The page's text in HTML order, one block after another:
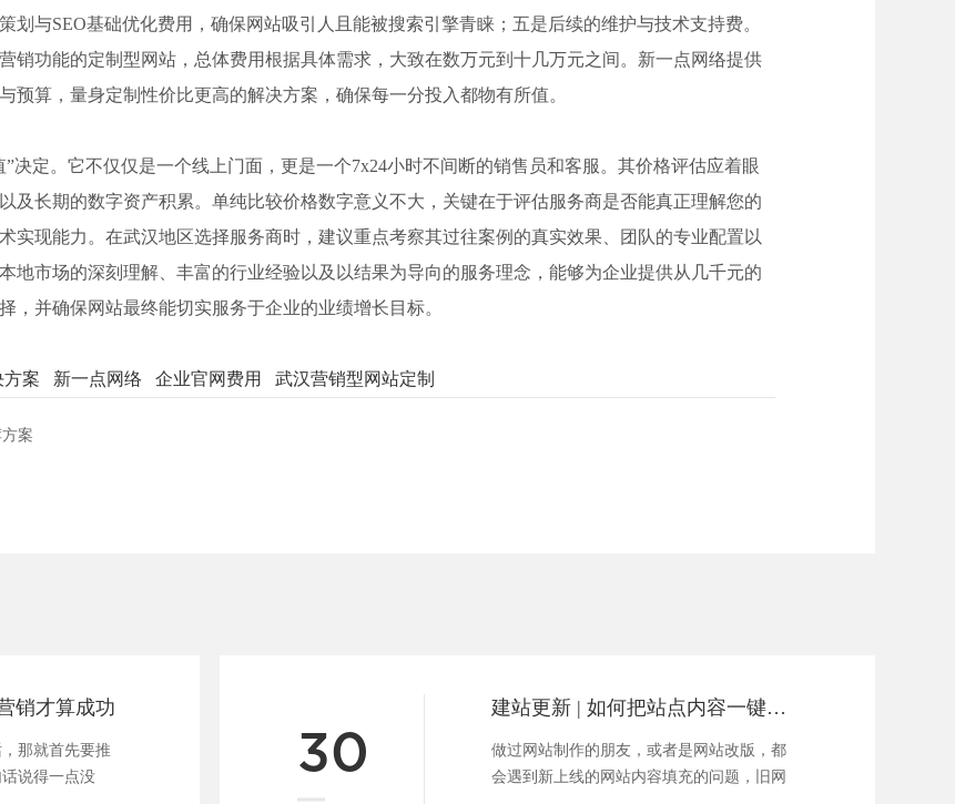
划与SEO基础优化费用，确保网站吸引人且能被搜索引擎青睐；五是后续的维护与技术支持费。
销功能的定制型网站，总体费用根据具体需求，大致在数万元到十几万元之间。新一点网络提供
预算，量身定制性价比更高的解决方案，确保每一分投入都物有所值。
决定。它不仅仅是一个线上门面，更是一个7x24小时不间断的销售员和客服。其价格评估应着眼
及长期的数字资产积累。单纯比较价格数字意义不大，关键在于评估服务商是否能真正理解您的
实现能力。在武汉地区选择服务商时，建议重点考察其过往案例的真实效果、团队的专业配置以
地市场的深刻理解、丰富的行业经验以及以结果为导向的服务理念，能够为企业提供从几千元的
，并确保网站最终能切实服务于企业的业绩增长目标。
方案 新一点网络 企业官网费用 武汉营销型网站定制
案
销才算成功
那就首先要推
说得一点没
30
建站更新 | 如何把站点内容一键导入到新系统
做过网站制作的朋友，或者是网站改版，都
会遇到新上线的网站内容填充的问题，旧网